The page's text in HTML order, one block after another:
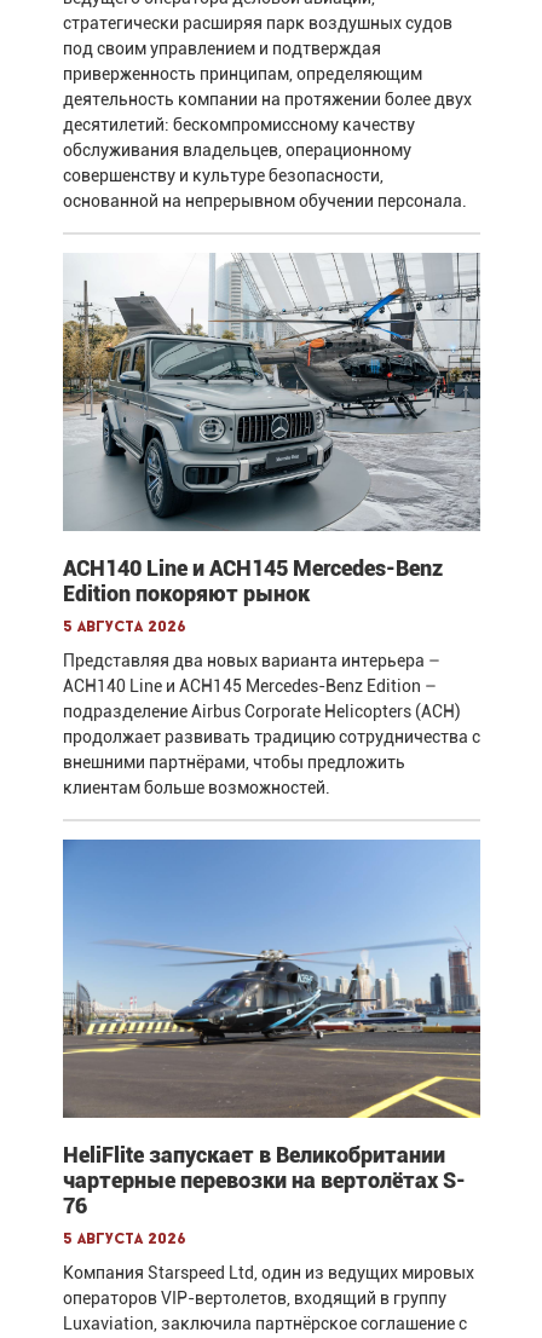
стратегически расширяя парк воздушных судов
под своим управлением и подтверждая
приверженность принципам, определяющим
деятельность компании на протяжении более двух
десятилетий: бескомпромиссному качеству
обслуживания владельцев, операционному
совершенству и культуре безопасности,
основанной на непрерывном обучении персонала.
ACH140 Line и ACH145 Mercedes-Benz
Edition покоряют рынок
5 августа 2026
Представляя два новых варианта интерьера –
ACH140 Line и ACH145 Mercedes-Benz Edition –
подразделение Airbus Corporate Helicopters (ACH)
продолжает развивать традицию сотрудничества с
внешними партнёрами, чтобы предложить
клиентам больше возможностей.
HeliFlite запускает в Великобритании
чартерные перевозки на вертолётах S-
76
5 августа 2026
Компания Starspeed Ltd, один из ведущих мировых
операторов VIP-вертолетов, входящий в группу
Luxaviation, заключила партнёрское соглашение с